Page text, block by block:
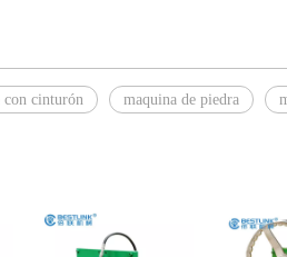
con cinturón maquina de piedra